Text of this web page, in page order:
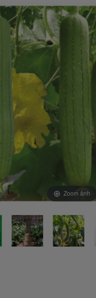
Zoom ảnh